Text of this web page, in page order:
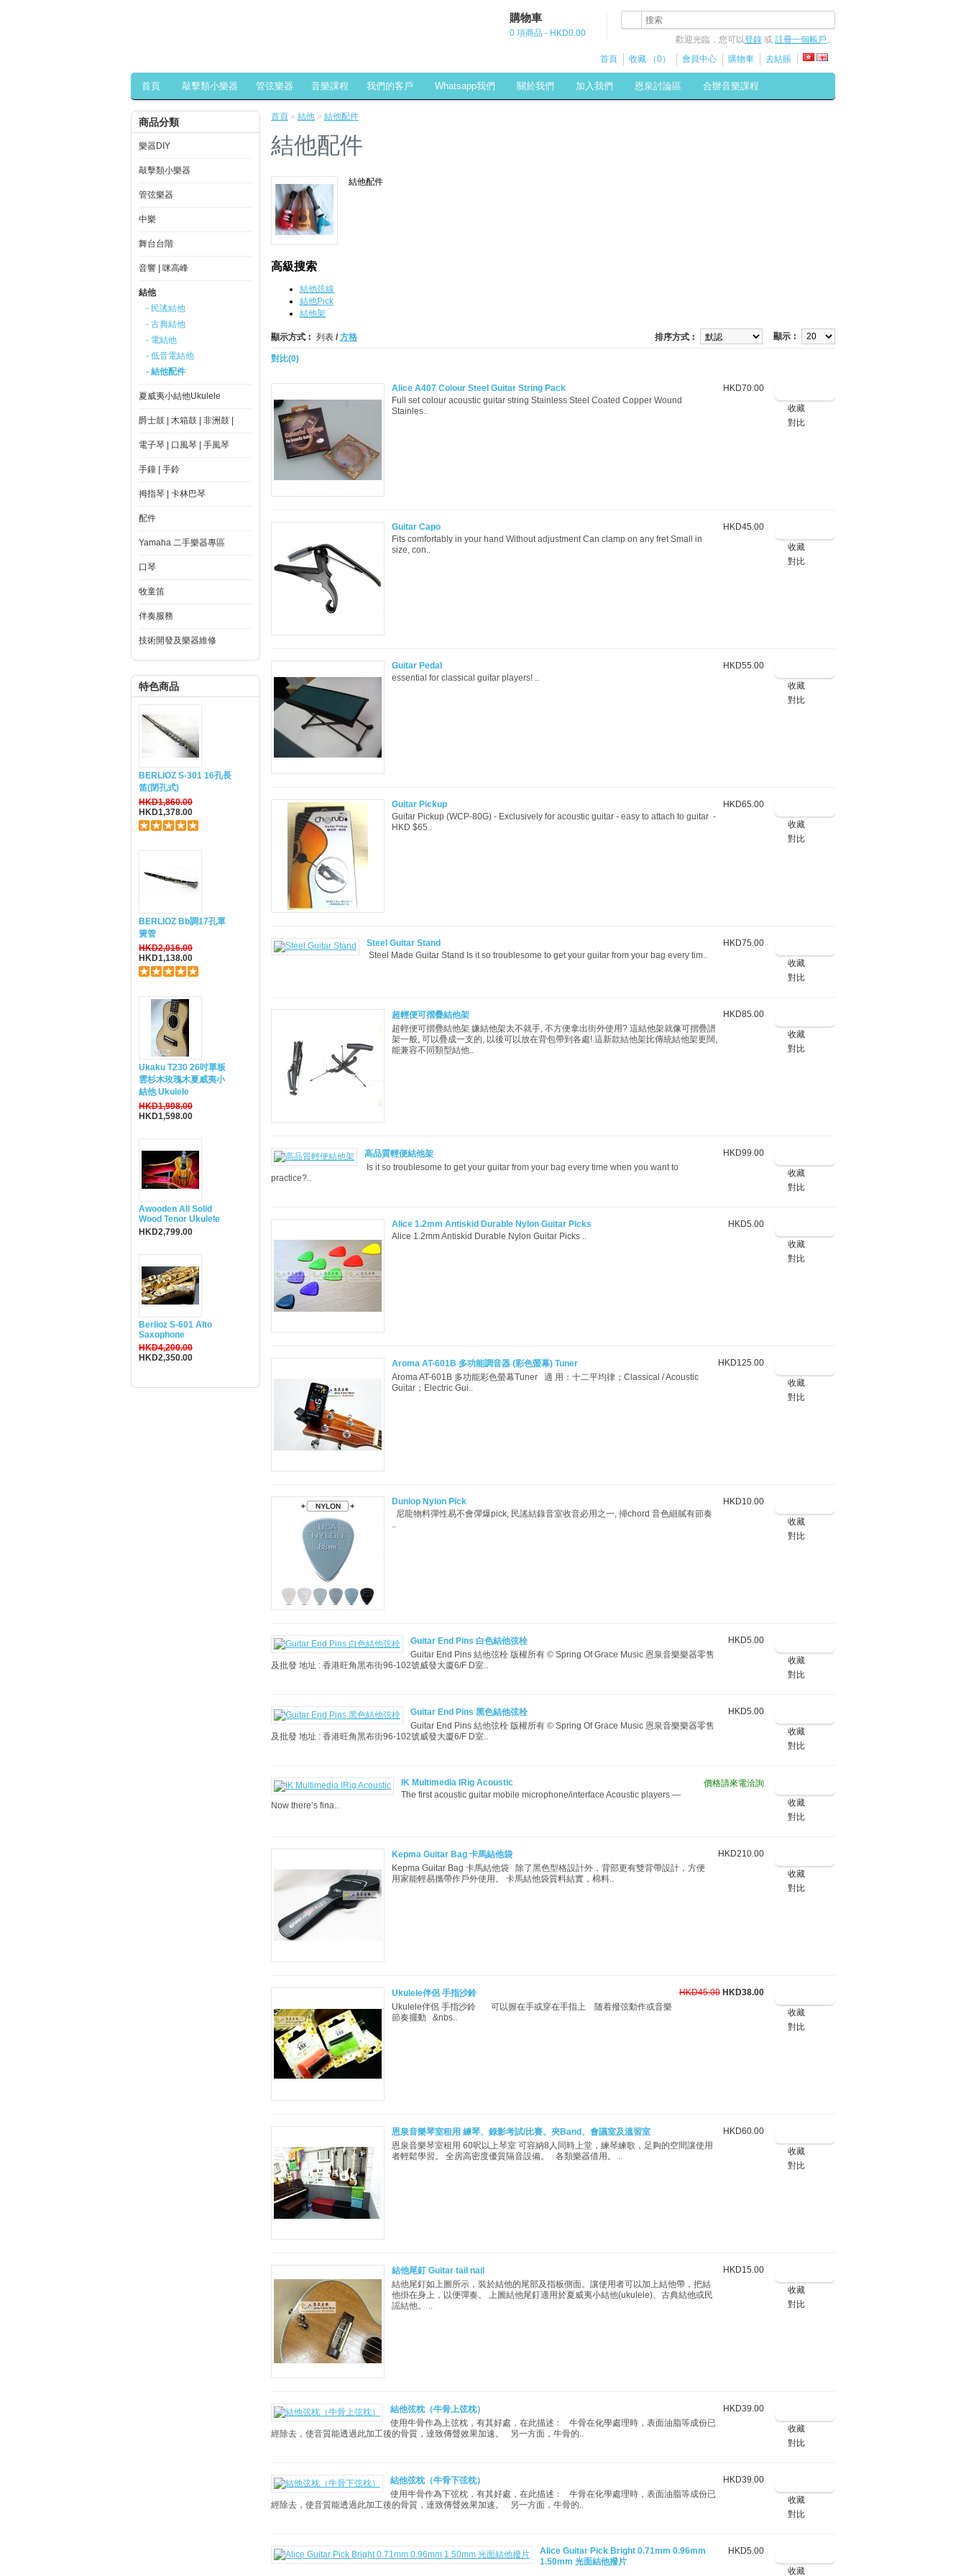
購物車
0 項商品 - HKD0.00
歡迎光臨，您可以登錄 或 註冊一個帳戶。
首頁
收藏 （0） 會員中心 購物車 去結賬
首頁 敲擊類小樂器 管弦樂器 音樂課程 我們的客戶 Whatsapp我們 關於我們 加入我們 恩泉討論區 合辦音樂課程
商品分類
樂器DIY
敲擊類小樂器
管弦樂器
中樂
舞台台階
音響 | 咪高峰
結他
- 民謠結他
- 古典結他
- 電結他
- 低音電結他
- 結他配件
夏威夷小結他Ukulele
爵士鼓 | 木箱鼓 | 非洲鼓 |
電子琴 | 口風琴 | 手風琴
手鐘 | 手鈴
拇指琴 | 卡林巴琴
配件
Yamaha 二手樂器專區
口琴
牧童笛
伴奏服務
技術開發及樂器維修
特色商品
BERLIOZ S-301 16孔長
笛(閉孔式)
HKD1,860.00
HKD1,378.00
BERLIOZ Bb調17孔單
簧管
HKD2,016.00
HKD1,138.00
Ukaku T230 26吋單板
雲杉木玫瑰木夏威夷小
結他 Ukulele
HKD1,998.00
HKD1,598.00
Awooden All Solid
Wood Tenor Ukulele
HKD2,799.00
Berlioz S-601 Alto
Saxophone
HKD4,200.00
HKD2,350.00
首頁 » 結他 » 結他配件
結他配件
結他配件
高級搜索
結他弦線
結他Pick
結他架
顯示方式︰ 列表 / 方格 顯示︰
排序方式︰
對比(0)
收藏
對比
HKD70.00
Alice A407 Colour Steel Guitar String Pack
Full set colour acoustic guitar string Stainless Steel Coated Copper Wound
Stainles..
收藏
對比
HKD45.00
Guitar Capo
Fits comfortably in your hand Without adjustment Can clamp on any fret Small in
size, con..
收藏
對比
HKD55.00
Guitar Pedal
essential for classical guitar players! ..
收藏
對比
HKD65.00
Guitar Pickup
Guitar Pickup (WCP-80G) - Exclusively for acoustic guitar - easy to attach to guitar -
HKD $65..
收藏
對比
HKD75.00
Steel Guitar Stand
Steel Made Guitar Stand Is it so troublesome to get your guitar from your bag every tim..
收藏
對比
HKD85.00
超輕便可摺疊結他架
超輕便可摺疊結他架 嫌結他架太不就手, 不方便拿出街外使用? 這結他架就像可摺疊譜
架一般, 可以疊成一支的, 以後可以放在背包帶到各處! 這新款結他架比傳統結他架更闊,
能兼容不同類型結他..
收藏
對比
HKD99.00
高品質輕便結他架
Is it so troublesome to get your guitar from your bag every time when you want to
practice?..
收藏
對比
HKD5.00
Alice 1.2mm Antiskid Durable Nylon Guitar Picks
Alice 1.2mm Antiskid Durable Nylon Guitar Picks ..
收藏
對比
HKD125.00
Aroma AT-601B 多功能調音器 (彩色螢幕) Tuner
Aroma AT-601B 多功能彩色螢幕Tuner 適 用：十二平均律；Classical / Acoustic
Guitar；Electric Gui..
收藏
對比
HKD10.00
Dunlop Nylon Pick
尼龍物料彈性易不會彈爆pick, 民謠結錄音室收音必用之一, 掃chord 音色細膩有節奏
..
收藏
對比
HKD5.00
Guitar End Pins 白色結他弦栓
Guitar End Pins 結他弦栓 版權所有 © Spring Of Grace Music 恩泉音樂樂器零售
及批發 地址 : 香港旺角黑布街96-102號威發大廈6/F D室..
收藏
對比
HKD5.00
Guitar End Pins 黑色結他弦栓
Guitar End Pins 結他弦栓 版權所有 © Spring Of Grace Music 恩泉音樂樂器零售
及批發 地址 : 香港旺角黑布街96-102號威發大廈6/F D室..
收藏
對比
價格請來電洽詢
IK Multimedia IRig Acoustic
The first acoustic guitar mobile microphone/interface Acoustic players —
Now there’s fina..
收藏
對比
HKD210.00
Kepma Guitar Bag 卡馬結他袋
Kepma Guitar Bag 卡馬結他袋 除了黑色型格設計外，背部更有雙背帶設計，方便
用家能輕易攜帶作戶外使用。 卡馬結他袋質料結實，棉料..
收藏
對比
HKD45.00 HKD38.00
Ukulele伴侶 手指沙鈴
Ukulele伴侶 手指沙鈴 可以握在手或穿在手指上 随着撥弦動作或音樂
節奏擺動 &nbs..
收藏
對比
HKD60.00
恩泉音樂琴室租用 練琴、錄影考試/比賽、夾Band、會議室及溫習室
恩泉音樂琴室租用 60呎以上琴室 可容納8人同時上堂，練琴練歌，足夠的空間讓使用
者輕鬆學習。 全房高密度優質隔音設備。 各類樂器借用。 ..
收藏
對比
HKD15.00
結他尾釘 Guitar tail nail
結他尾釘如上圖所示，裝於結他的尾部及指板側面。讓使用者可以加上結他帶，把結
他掛在身上，以便彈奏。 上圖結他尾釘適用於夏威夷小結他(ukulele)、古典結他或民
謡結他。 ..
收藏
對比
HKD39.00
結他弦枕（牛骨上弦枕）
使用牛骨作為上弦枕，有其好處，在此描述﹕ 牛骨在化學處理時，表面油脂等成份已
經除去，使音質能透過此加工後的骨質，達致傳聲效果加速。 另一方面，牛骨的..
收藏
對比
HKD39.00
結他弦枕（牛骨下弦枕）
使用牛骨作為下弦枕，有其好處，在此描述﹕ 牛骨在化學處理時，表面油脂等成份已
經除去，使音質能透過此加工後的骨質，達致傳聲效果加速。 另一方面，牛骨的..
收藏
HKD5.00
Alice Guitar Pick Bright 0.71mm 0.96mm
1.50mm 光面結他撥片